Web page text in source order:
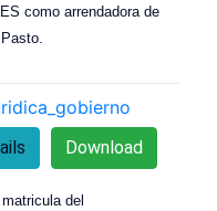
como arrendadora de
Download
del